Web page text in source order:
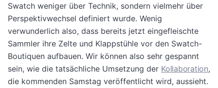
Swatch weniger über Technik, sondern vielmehr über
Perspektivwechsel definiert wurde. Wenig
verwunderlich also, dass bereits jetzt eingefleischte
Sammler ihre Zelte und Klappstühle vor den Swatch-
Boutiquen aufbauen. Wir können also sehr gespannt
sein, wie die tatsächliche Umsetzung der Kollaboration,
die kommenden Samstag veröffentlicht wird, aussieht.